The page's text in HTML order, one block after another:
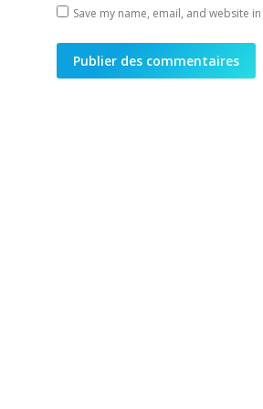
Save my name, email, and website
Publier des commentaires